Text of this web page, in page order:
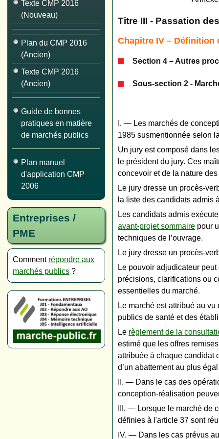
Texte CMP 2016
(Nouveau)
Plan du CMP 2016
(Ancien)
Texte CMP 2016
(Ancien)
Guide de bonnes
pratiques en matière
de marchés publics
Plan manuel
d'application CMP
2006
Entreprises /
PME
Comment répondre aux
marchés publics ?
Titre III - Passation
Chapitre IV –
Section 4 – Autres
Sous-section 2 -
I. ― Les marchés de
1985 susmentionnée selon
Un jury est composé dans
le président du jury. Ces
concevoir et de la nature
Le jury dresse un procès-
la liste des candidats admis
Les candidats admis
avant-projet sommaire pour
techniques de l’ouvrage.
Le jury dresse un procès-
Le pouvoir adjudicateur
précisions, clarifications ou
essentielles du marché.
Le marché est attribué au
publics de santé et des
Le règlement de la
estimé que les offres
attribuée à chaque candidat
d’un abattement au plus
II. ― Dans le cas des
conception-réalisation
III. ― Lorsque le marché de
définies à l'article 37 sont
IV. ― Dans les cas prévus